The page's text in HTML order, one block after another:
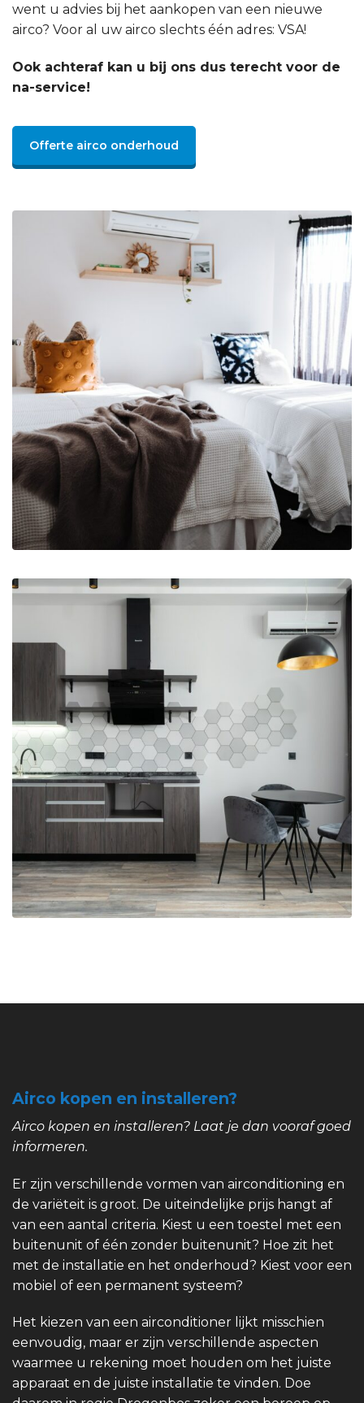
went u advies bij het aankopen van een nieuwe
airco? Voor al uw airco slechts één adres: VSA!
Ook achteraf kan u bij ons dus terecht voor de
na-service!
Offerte airco onderhoud
Airco kopen en installeren?
Airco kopen en installeren? Laat je dan vooraf goed
informeren.
Er zijn verschillende vormen van airconditioning en
de variëteit is groot. De uiteindelijke prijs hangt af
van een aantal criteria. Kiest u een toestel met een
buitenunit of één zonder buitenunit? Hoe zit het
met de installatie en het onderhoud? Kiest voor een
mobiel of een permanent systeem?
Het kiezen van een airconditioner lijkt misschien
eenvoudig, maar er zijn verschillende aspecten
waarmee u rekening moet houden om het juiste
apparaat en de juiste installatie te vinden. Doe